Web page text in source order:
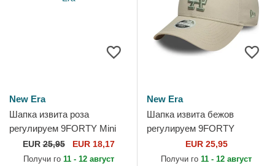
New Era
Шапка извита роза
регулируем 9FORTY Mini
на New York Yankees MLB
от New Era
EUR25,95 EUR 18,17
Получи го 11 - 12 август
New Era
Шапка извита бежов
регулируем 9FORTY
League Essential на Los
Angeles Dodgers MLB от
EUR 25,95
Получи го 11 - 12 август